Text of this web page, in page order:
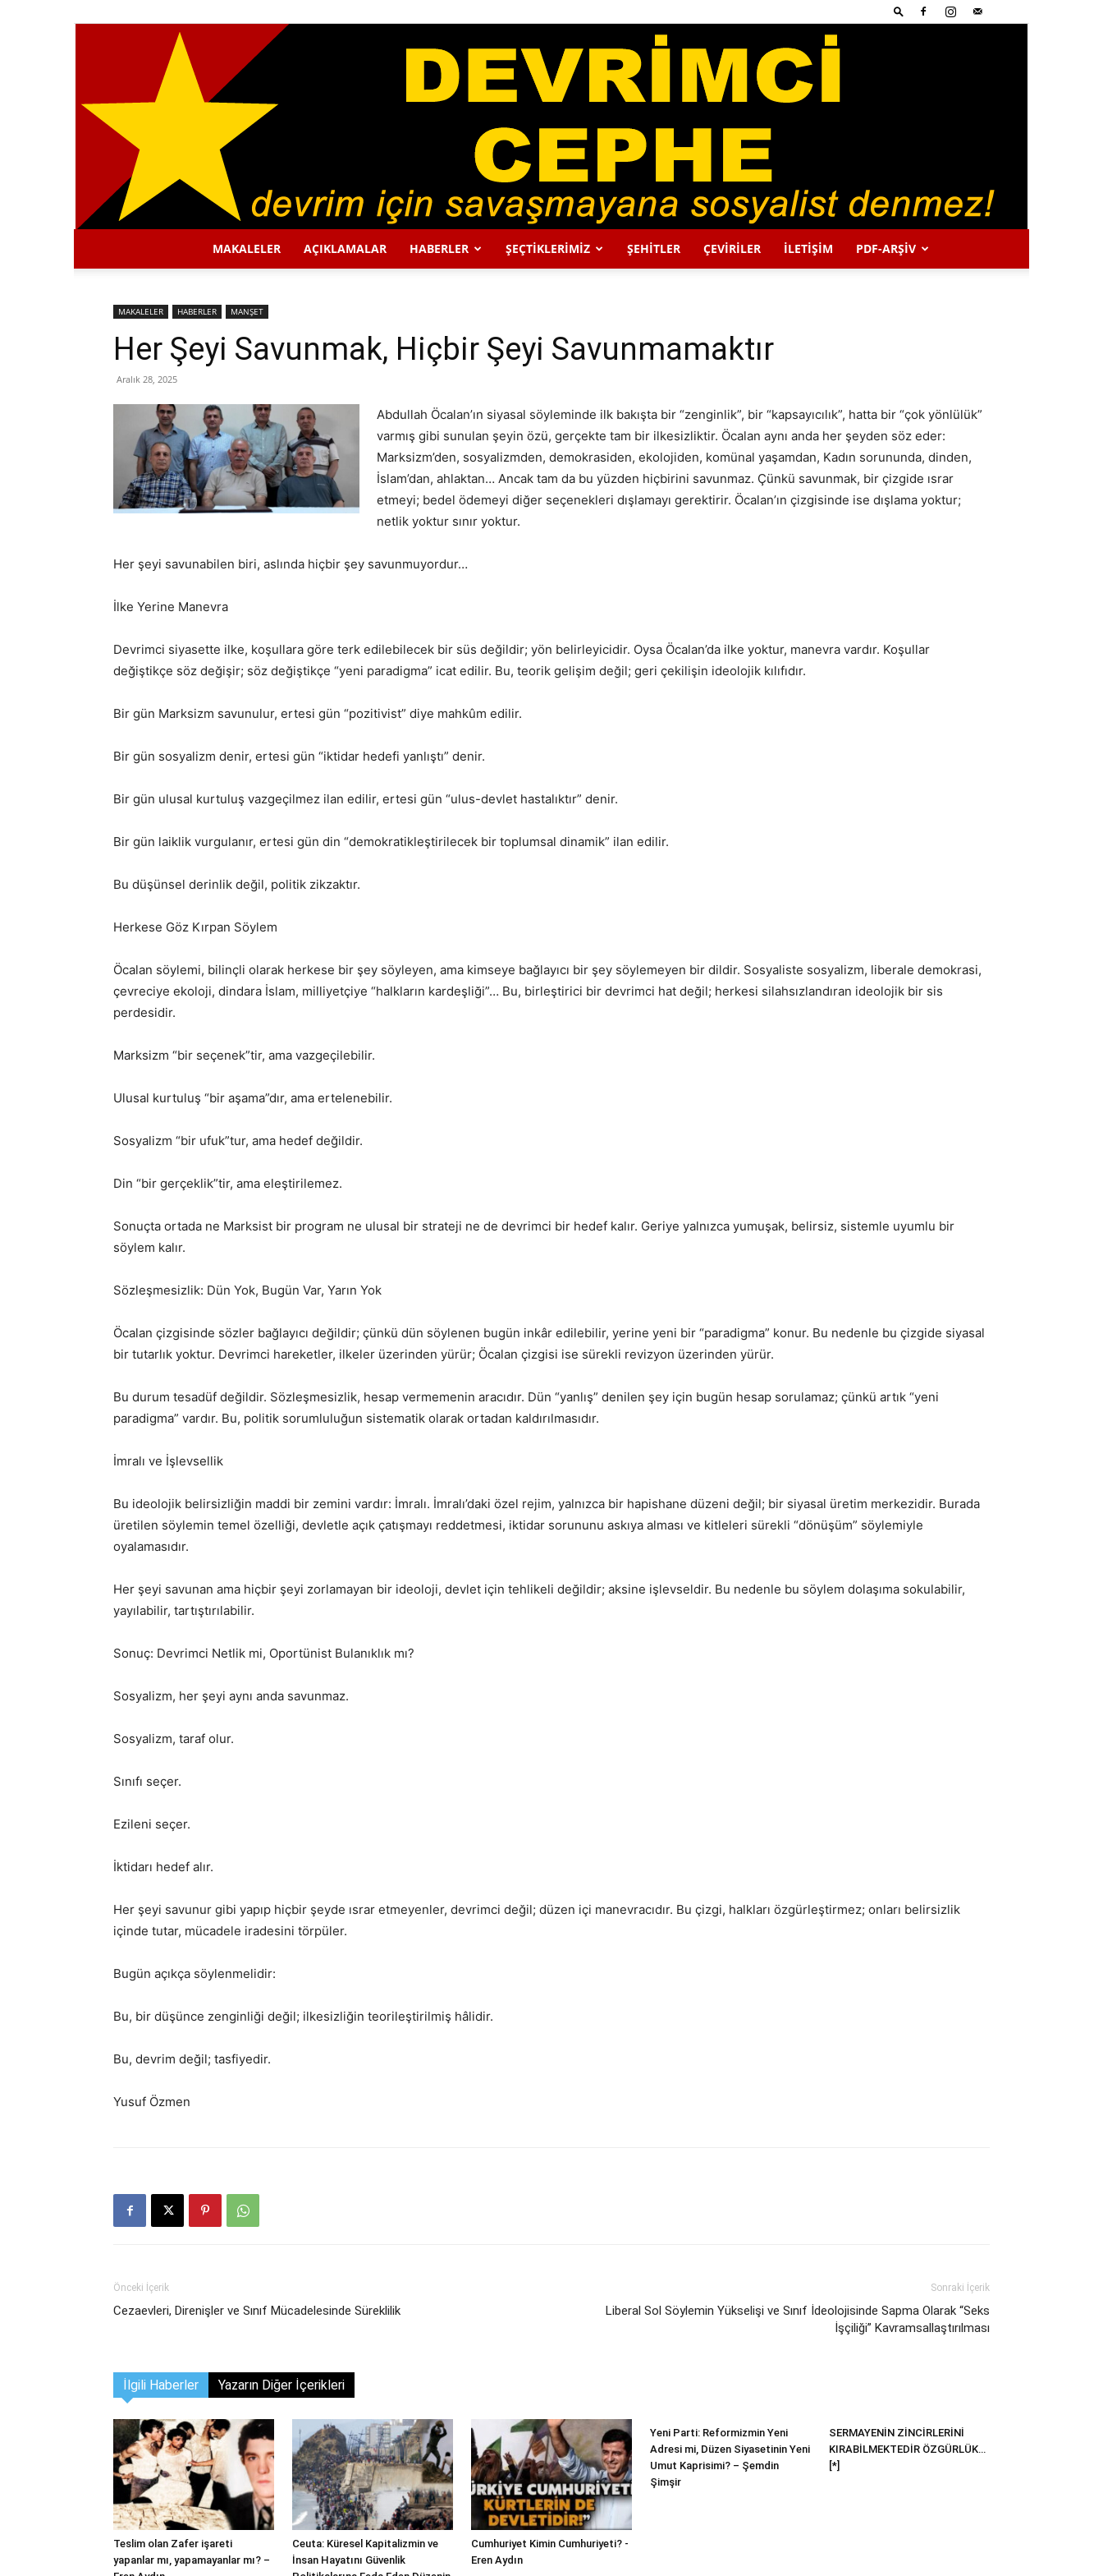
☭
MAKALELER AÇIKLAMALAR HABERLER ŞEÇTİKLERİMİZ ŞEHİTLER ÇEVİRİLER İLETİŞİM PDF-ARŞIV
MAKALELER HABERLER MANŞET
Her Şeyi Savunmak, Hiçbir Şeyi Savunmamaktır
Aralık 28, 2025
Abdullah Öcalan’ın siyasal söyleminde ilk bakışta bir “zenginlik”, bir “kapsayıcılık”, hatta bir “çok yönlülük”
varmış gibi sunulan şeyin özü, gerçekte tam bir ilkesizliktir. Öcalan aynı anda her şeyden söz eder:
Marksizm’den, sosyalizmden, demokrasiden, ekolojiden, komünal yaşamdan, Kadın sorununda, dinden,
İslam’dan, ahlaktan… Ancak tam da bu yüzden hiçbirini savunmaz. Çünkü savunmak, bir çizgide ısrar
etmeyi; bedel ödemeyi diğer seçenekleri dışlamayı gerektirir. Öcalan’ın çizgisinde ise dışlama yoktur;
netlik yoktur sınır yoktur.
Her şeyi savunabilen biri, aslında hiçbir şey savunmuyordur…
İlke Yerine Manevra
Devrimci siyasette ilke, koşullara göre terk edilebilecek bir süs değildir; yön belirleyicidir. Oysa Öcalan’da ilke yoktur, manevra vardır. Koşullar
değiştikçe söz değişir; söz değiştikçe “yeni paradigma” icat edilir. Bu, teorik gelişim değil; geri çekilişin ideolojik kılıfıdır.
Bir gün Marksizm savunulur, ertesi gün “pozitivist” diye mahkûm edilir.
Bir gün sosyalizm denir, ertesi gün “iktidar hedefi yanlıştı” denir.
Bir gün ulusal kurtuluş vazgeçilmez ilan edilir, ertesi gün “ulus-devlet hastalıktır” denir.
Bir gün laiklik vurgulanır, ertesi gün din “demokratikleştirilecek bir toplumsal dinamik” ilan edilir.
Bu düşünsel derinlik değil, politik zikzaktır.
Herkese Göz Kırpan Söylem
Öcalan söylemi, bilinçli olarak herkese bir şey söyleyen, ama kimseye bağlayıcı bir şey söylemeyen bir dildir. Sosyaliste sosyalizm, liberale demokrasi,
çevreciye ekoloji, dindara İslam, milliyetçiye “halkların kardeşliği”… Bu, birleştirici bir devrimci hat değil; herkesi silahsızlandıran ideolojik bir sis
perdesidir.
Marksizm “bir seçenek”tir, ama vazgeçilebilir.
Ulusal kurtuluş “bir aşama”dır, ama ertelenebilir.
Sosyalizm “bir ufuk”tur, ama hedef değildir.
Din “bir gerçeklik”tir, ama eleştirilemez.
Sonuçta ortada ne Marksist bir program ne ulusal bir strateji ne de devrimci bir hedef kalır. Geriye yalnızca yumuşak, belirsiz, sistemle uyumlu bir
söylem kalır.
Sözleşmesizlik: Dün Yok, Bugün Var, Yarın Yok
Öcalan çizgisinde sözler bağlayıcı değildir; çünkü dün söylenen bugün inkâr edilebilir, yerine yeni bir “paradigma” konur. Bu nedenle bu çizgide siyasal
bir tutarlık yoktur. Devrimci hareketler, ilkeler üzerinden yürür; Öcalan çizgisi ise sürekli revizyon üzerinden yürür.
Bu durum tesadüf değildir. Sözleşmesizlik, hesap vermemenin aracıdır. Dün “yanlış” denilen şey için bugün hesap sorulamaz; çünkü artık “yeni
paradigma” vardır. Bu, politik sorumluluğun sistematik olarak ortadan kaldırılmasıdır.
İmralı ve İşlevsellik
Bu ideolojik belirsizliğin maddi bir zemini vardır: İmralı. İmralı’daki özel rejim, yalnızca bir hapishane düzeni değil; bir siyasal üretim merkezidir. Burada
üretilen söylemin temel özelliği, devletle açık çatışmayı reddetmesi, iktidar sorununu askıya alması ve kitleleri sürekli “dönüşüm” söylemiyle
oyalamasıdır.
Her şeyi savunan ama hiçbir şeyi zorlamayan bir ideoloji, devlet için tehlikeli değildir; aksine işlevseldir. Bu nedenle bu söylem dolaşıma sokulabilir,
yayılabilir, tartıştırılabilir.
Sonuç: Devrimci Netlik mi, Oportünist Bulanıklık mı?
Sosyalizm, her şeyi aynı anda savunmaz.
Sosyalizm, taraf olur.
Sınıfı seçer.
Ezileni seçer.
İktidarı hedef alır.
Her şeyi savunur gibi yapıp hiçbir şeyde ısrar etmeyenler, devrimci değil; düzen içi manevracıdır. Bu çizgi, halkları özgürleştirmez; onları belirsizlik
içinde tutar, mücadele iradesini törpüler.
Bugün açıkça söylenmelidir:
Bu, bir düşünce zenginliği değil; ilkesizliğin teorileştirilmiş hâlidir.
Bu, devrim değil; tasfiyedir.
Yusuf Özmen
Önceki İçerik
Cezaevleri, Direnişler ve Sınıf Mücadelesinde Süreklilik
Sonraki İçerik
Liberal Sol Söylemin Yükselişi ve Sınıf İdeolojisinde Sapma Olarak “Seks
İşçiliği” Kavramsallaştırılması
İlgili Haberler Yazarın Diğer İçerikleri
Teslim olan Zafer işareti
yapanlar mı, yapamayanlar mı? –
Ceuta: Küresel Kapitalizmin ve
İnsan Hayatını Güvenlik
Cumhuriyet Kimin Cumhuriyeti? -
Eren Aydın
Yeni Parti: Reformizmin Yeni
Adresi mi, Düzen Siyasetinin Yeni
Umut Kaprisimi? – Şemdin
Şimşir
SERMAYENİN ZİNCİRLERİNİ
KIRABİLMEKTEDİR ÖZGÜRLÜK…
[*]